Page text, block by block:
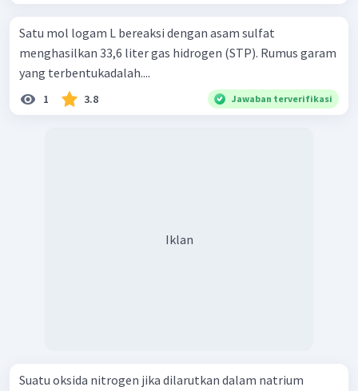
Satu mol logam L bereaksi dengan asam sulfat
menghasilkan 33,6 liter gas hidrogen (STP). Rumus garam
yang terbentukadalah....
1 3.8 Jawaban terverifikasi
Iklan
Suatu oksida nitrogen jika dilarutkan dalam natrium